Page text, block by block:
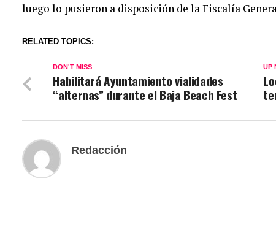
luego lo pusieron a disposición de la Fiscalía
RELATED TOPICS:
UP
DON'T MISS
Habilitará Ayuntamiento vialidades
“alternas” durante el Baja Beach Fest
Redacción